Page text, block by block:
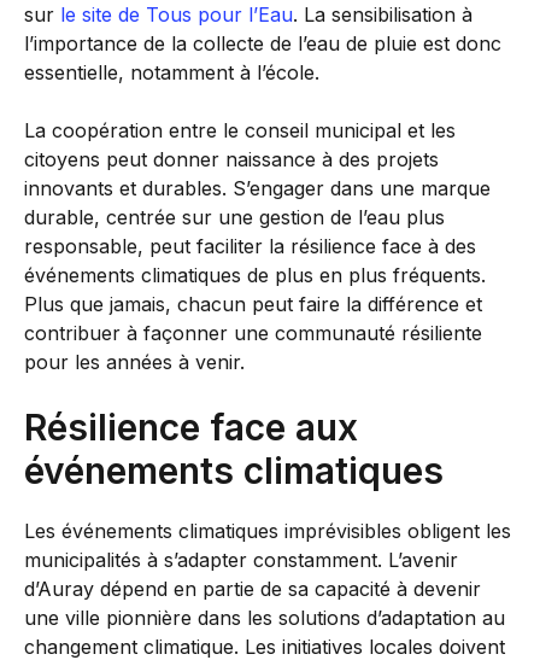
sur le site de Tous pour l’Eau. La sensibilisation à
l’importance de la collecte de l’eau de pluie est donc
essentielle, notamment à l’école.
La coopération entre le conseil municipal et les
citoyens peut donner naissance à des projets
innovants et durables. S’engager dans une marque
durable, centrée sur une gestion de l’eau plus
responsable, peut faciliter la résilience face à des
événements climatiques de plus en plus fréquents.
Plus que jamais, chacun peut faire la différence et
contribuer à façonner une communauté résiliente
pour les années à venir.
Résilience face aux
événements climatiques
Les événements climatiques imprévisibles obligent les
municipalités à s’adapter constamment. L’avenir
d’Auray dépend en partie de sa capacité à devenir
une ville pionnière dans les solutions d’adaptation au
changement climatique. Les initiatives locales doivent